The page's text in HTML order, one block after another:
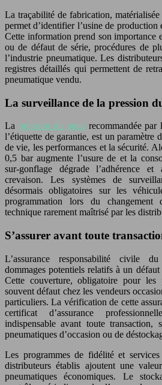
La traçabilité de fabrication,
permet d’identifier l’usine de
Cette information prend son importance
ou de défaut de série, procédures de
l’industrie pneumatique. Les
registres détaillés qui permettent de
pneumatique vendu.
La surveillance de la pression
La pression du pneu recommandée par
l’étiquette de garantie, est un paramètre
de vie, les performances et la sécurité.
0,5 bar augmente l’usure de et la
sur-gonflage dégrade l’adhérence
crevaison. Les systèmes de
désormais obligatoires sur les
programmation lors du changement
technique rarement maîtrisé par les
S’assurer avant toute
L’assurance responsabilité civile
dommages potentiels relatifs à un
Cette couverture, obligatoire pour les
souvent défaut chez les vendeurs
particuliers. La vérification de cette
certificat d’assurance
indispensable avant toute transaction,
pneumatiques d’occasion ou de
Les programmes de fidélité et
distributeurs établis ajoutent une
pneumatiques économiques. Le